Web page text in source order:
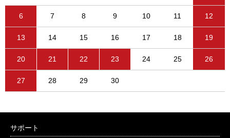
6 7 8 9 10 11 12
13 14 15 16 17 18 19
20 21 22 23 24 25 26
27 28 29 30
サポート